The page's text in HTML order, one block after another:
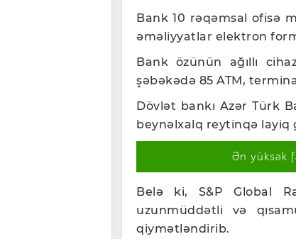
Bank 10 rəqəmsal ofisə
əməliyyatlar elektron
Bank özünün ağıllı
şəbəkədə 85 ATM,
Dövlət bankı Azər Türk
beynəlxalq reytinqə layiq
Ən yüksək
Belə ki, S&P Global
uzunmüddətli və
qiymətləndirib.